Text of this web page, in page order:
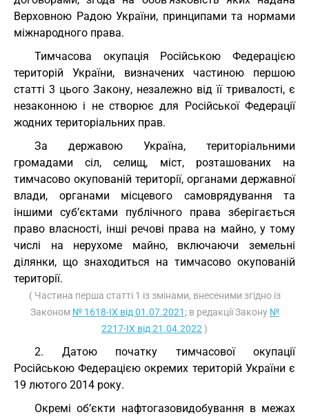
Верховною Радою України, принципами та нормами
міжнародного права.
Тимчасова окупація Російською Федерацією
територій України, визначених частиною першою
статті 3 цього Закону, незалежно від її тривалості, є
незаконною і не створює для Російської Федерації
жодних територіальних прав.
За державою Україна, територіальними
громадами сіл, селищ, міст, розташованих на
тимчасово окупованій території, органами державної
влади, органами місцевого самоврядування та
іншими суб’єктами публічного права зберігається
право власності, інші речові права на майно, у тому
числі на нерухоме майно, включаючи земельні
ділянки, що знаходиться на тимчасово окупованій
території.
( Частина перша статті 1 із змінами, внесеними згідно із
Законом № 1618-IX від 01.07.2021 ; в редакції Закону №
2217-IX від 21.04.2022 )
2. Датою початку тимчасової окупації
Російською Федерацією окремих територій України є
19 лютого 2014 року.
Окремі об’єкти нафтогазовидобування в межах